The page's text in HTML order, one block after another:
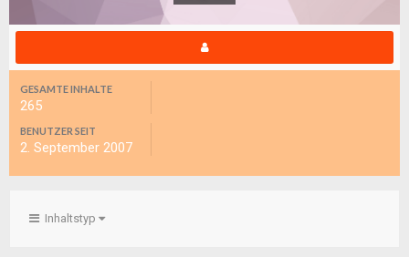
GESAMTE INHALTE
265
BENUTZER SEIT
2. September 2007
Inhaltstyp